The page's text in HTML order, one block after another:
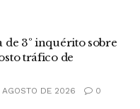
de 3º inquérito sobre
tráfico de
DE 2026 0